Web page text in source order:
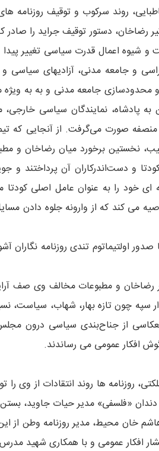
روند سرکوب و توقیف روزنامه
رضاخان، دستور توقیف جراید را صادر
و شیوه اعمال قدرت سیاسی تغییر
و جامعه مدنی، آزادیهای سیاسی و
محدودسازی جامعه مدنی و به به
پادشاه‌، نمایندگان‌ سیاسی‌
صورت‌ می‌گرفت‌. از آنجایی که
نخستین برخورد میان رضاخان و
از کودتا و دست‌اندرکاران آن
خود را به عنوان عامل اصلی کودتا
می کند که از وارونه جلوه دادن
از توضیحات رضاخان، وی در نهایت در 17 اسفند با صدور اولتیماتوم تندی
رضاخان و مطبوعات مخالف وی صف
چون تازه بهار، شهاب، سیاست،
از جناح‌بندی سیاسی درون مجلس
افکار عمومی می رساندند.
روزنامه ها روند انتقادات از وی را
«فلسفی» مدیر حیات جاوید،
خان محیط، مدیر روزنامه وطن از
افکار عمومی و با همکاری شهید مدرس